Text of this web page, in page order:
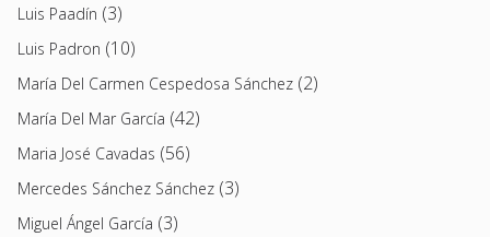
Luis Paadín (3)
Luis Padron (10)
María Del Carmen Cespedosa Sánchez (2)
María Del Mar García (42)
Maria José Cavadas (56)
Mercedes Sánchez Sánchez (3)
Miguel Ángel García (3)